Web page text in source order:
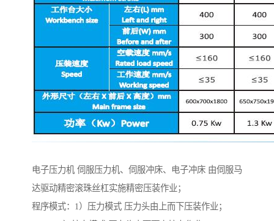
电子压力机 伺服压力机、伺服冲床、电子冲床 由伺服马
达驱动精密滚珠丝杠实施精密压装作业；
程序模式：1）压力模式 压力头由上而下压装作业；